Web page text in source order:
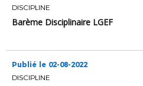
DISCIPLINE
Barème Disciplinaire LGEF
Publié le 02-08-2022
DISCIPLINE